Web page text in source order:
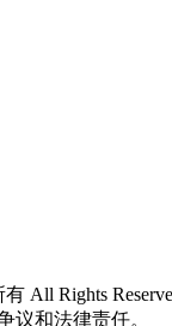
All Rights
议和法律责任。